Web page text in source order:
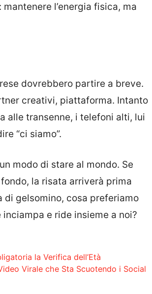
l’energia fisica, ma
dovrebbero partire a breve.
creativi, piattaforma. Intanto
alle transenne, i telefoni alti, lui
“ci siamo”.
modo di stare al mondo. Se
la risata arriverà prima
di gelsomino, cosa preferiamo
inciampa e ride insieme a noi?
la Verifica dell’Età
Virale che Sta Scuotendo i Social